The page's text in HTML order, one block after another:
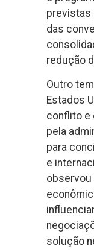
previstas
das
redução
Outro
Estados
conflito e
pela
para
e
solução